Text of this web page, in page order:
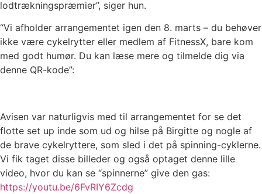
lodtrækningspræmier”, siger hun.
“Vi afholder arrangementet igen den 8. marts – du behøver
ikke være cykelrytter eller medlem af FitnessX, bare kom
med godt humør. Du kan læse mere og tilmelde dig via
denne QR-kode”:
Avisen var naturligvis med til arrangementet for se det
flotte set up inde som ud og hilse på Birgitte og nogle af
de brave cykelryttere, som sled i det på spinning-cyklerne.
Vi fik taget disse billeder og også optaget denne lille
video, hvor du kan se “spinnerne” give den gas:
https://youtu.be/6FvRIY6Zcdg